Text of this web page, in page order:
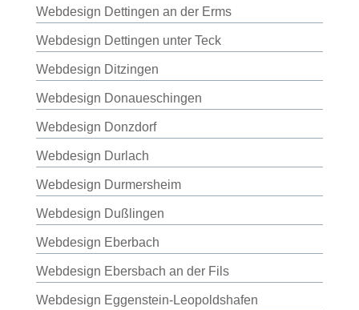
Webdesign Dettingen an der Erms
Webdesign Dettingen unter Teck
Webdesign Ditzingen
Webdesign Donaueschingen
Webdesign Donzdorf
Webdesign Durlach
Webdesign Durmersheim
Webdesign Dußlingen
Webdesign Eberbach
Webdesign Ebersbach an der Fils
Webdesign Eggenstein-Leopoldshafen